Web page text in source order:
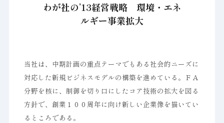
わが社の’13経営戦略 環境・エネ
ルギー事業拡大
当社は、中期計画の重点テーマでもある社会的ニーズに
対応した新規ビジネスモデルの構築を進めている。ＦＡ
分野を核に、制御を切り口にしたコア技術の拡大を図る
方針で、創業１００周年に向け新しい企業像を描いてい
るところである。